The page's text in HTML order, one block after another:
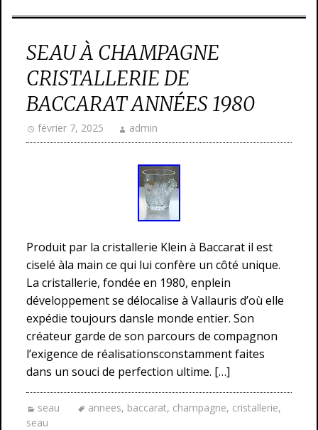
SEAU À CHAMPAGNE
CRISTALLERIE DE
BACCARAT ANNÉES 1980
février 7, 2025 admin
Produit par la cristallerie Klein à Baccarat il est
ciselé àla main ce qui lui confère un côté unique.
La cristallerie, fondée en 1980, enplein
développement se délocalise à Vallauris d’où elle
expédie toujours dansle monde entier. Son
créateur garde de son parcours de compagnon
l’exigence de réalisationsconstamment faites
dans un souci de perfection ultime. […]
seau annees, baccarat, champagne, cristallerie,
seau